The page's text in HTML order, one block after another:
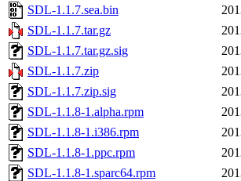
SDL-1.1.7.sea.bin
SDL-1.1.7.tar.gz
SDL-1.1.7.tar.gz.sig
SDL-1.1.7.zip
SDL-1.1.7.zip.sig
SDL-1.1.8-1.alpha.rpm
SDL-1.1.8-1.i386.rpm
SDL-1.1.8-1.ppc.rpm
SDL-1.1.8-1.sparc64.rpm